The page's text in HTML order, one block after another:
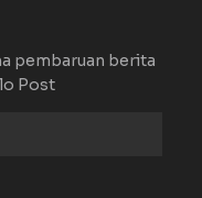
pembaruan berita
Post